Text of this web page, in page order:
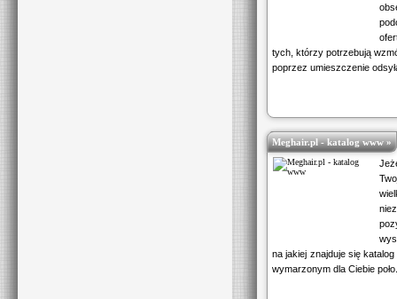
tych, którzy potrzebują
poprzez umieszczenie
Meghair.pl - katalog www »
na jakiej znajduje się
wymarzonym dla Ciebie